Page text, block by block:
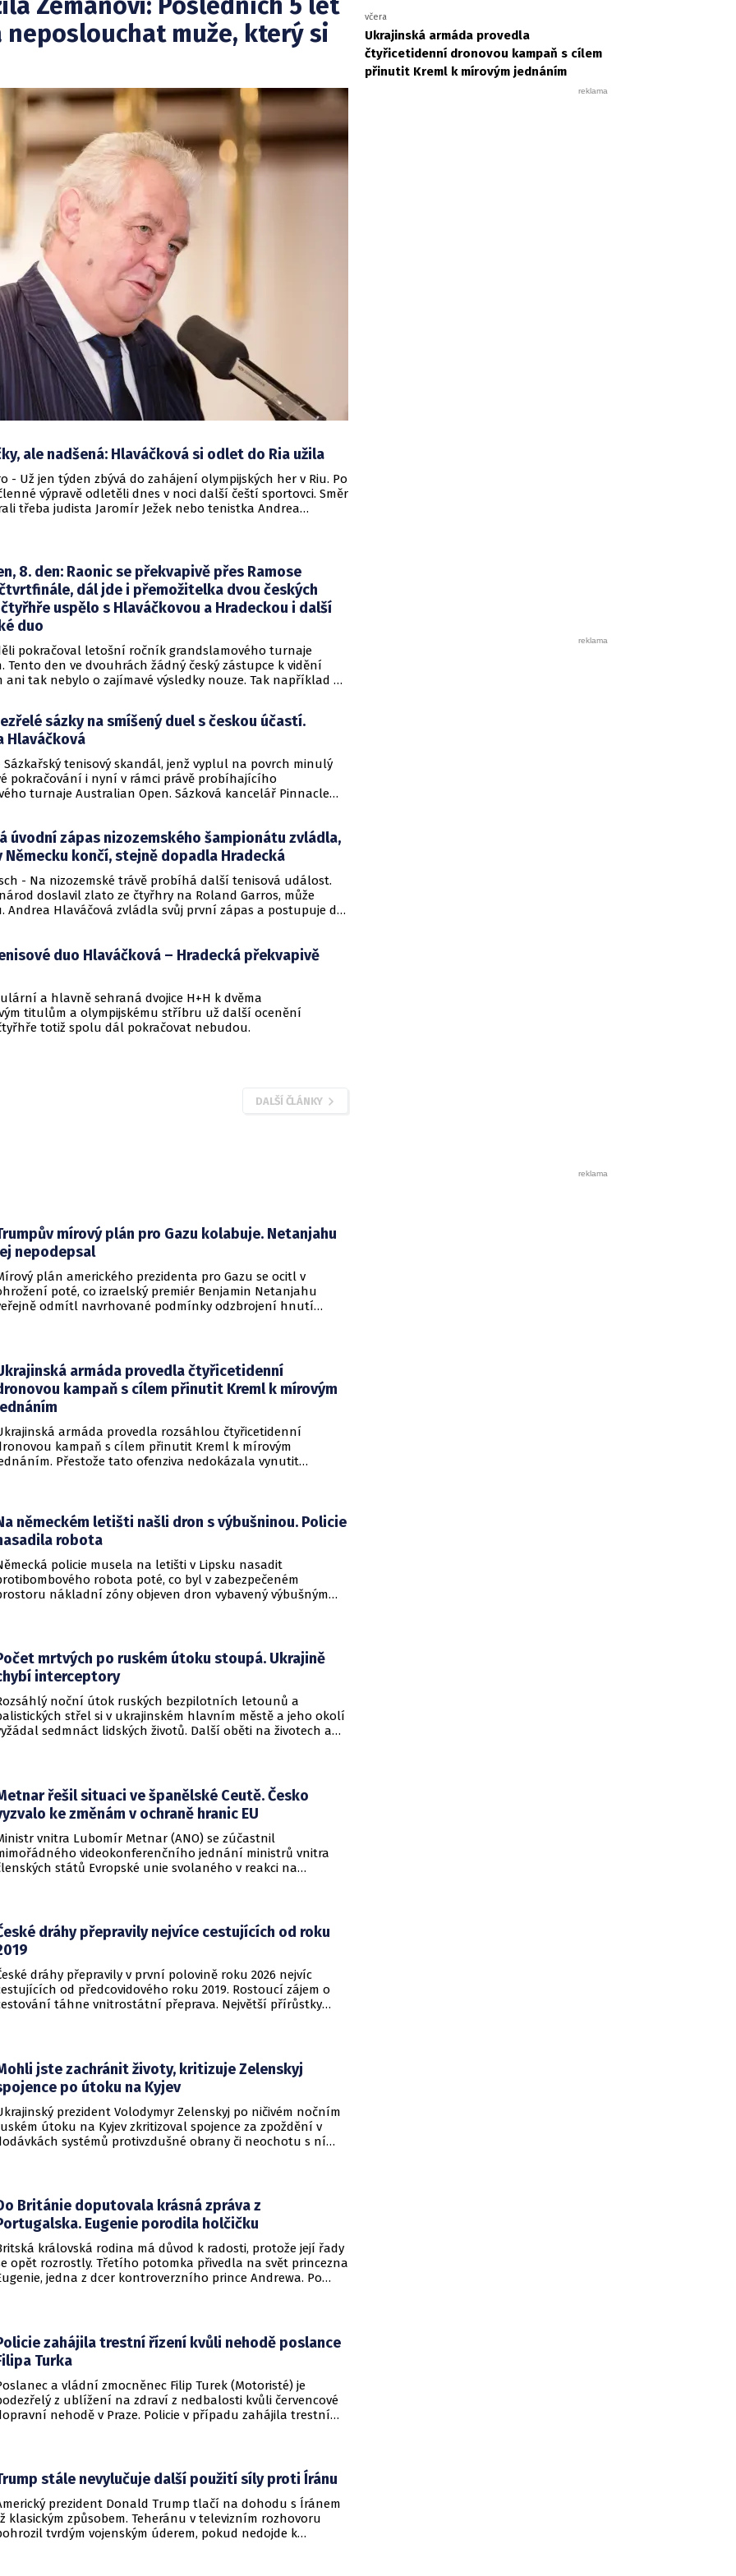
muže, který si
ale nadšená: Hlaváčková si odlet do Ria užila
- Už jen týden zbývá do zahájení olympijských her v Riu. Po
výpravě odletěli dnes v noci další čeští sportovci. Směr
třeba judista Jaromír Ježek nebo tenistka Andrea
8. den: Raonic se překvapivě přes Ramose
dál jde i přemožitelka dvou českých
čtyřhře uspělo s Hlaváčkovou a Hradeckou i další
duo
pokračoval letošní ročník grandslamového turnaje
Tento den ve dvouhrách žádný český zástupce k vidění
ani tak nebylo o zajímavé výsledky nouze. Tak například už
Albertu Ramosovi-Vinolasovi, který se nachází na 55.
žebříčku. V ženské části tohoto turnaje nadále
hned dvě české hráčky a to Karolínu Plíškovou a Petru
prošla do čtvrtfinále přes Rumunku Beguovou, kterou
6:4. Dál jde i Andy Murray se Stanem Wawrinkou, končí
Paříži česká radost a to proto, že se do čtvrtfinále
Andrea Hlaváčková a Lucie Hradecká, když v turnaji
pár Andreja Klepačová a Katarina Srebotniková.
Barbora Krejčíková a Kateřina Siniaková pak překvapivě
zápase Hingisovou společně s Mirzaovou.
sázky na smíšený duel s českou účastí.
Hlaváčková
tenisový skandál, jenž vyplul na povrch minulý
pokračování i nyní v rámci právě probíhajícího
turnaje Australian Open. Sázková kancelář Pinnacle
pár Andrea Hlaváčková, Lukasz Kubot. Ti se střetli v duelu
španělským duem Lara Arruabarrenaová, David Marrero.
tak podezřívala tento duel za zmanipulovaný.
úvodní zápas nizozemského šampionátu zvládla,
Německu končí, stejně dopadla Hradecká
- Na nizozemské trávě probíhá další tenisová událost.
doslavil zlato ze čtyřhry na Roland Garros, může
Andrea Hlaváčová zvládla svůj první zápas a postupuje do
štěstí v Anglii, ale ani ona nepořídila, z Nottinghamu
duo Hlaváčková – Hradecká překvapivě
a hlavně sehraná dvojice H+H k dvěma
titulům a olympijskému stříbru už další ocenění
totiž spolu dál pokračovat nebudou.
DALŠÍ ČLÁNKY
včera
Ukrajinská armáda provedla
čtyřicetidenní dronovou kampaň s cílem
přinutit Kreml k mírovým jednáním
mírový plán pro Gazu kolabuje. Netanjahu
nepodepsal
plán amerického prezidenta pro Gazu se ocitl v
poté, co izraelský premiér Benjamin Netanjahu
odmítl navrhované podmínky odzbrojení hnutí
armáda provedla čtyřicetidenní
kampaň s cílem přinutit Kreml k mírovým
armáda provedla rozsáhlou čtyřicetidenní
kampaň s cílem přinutit Kreml k mírovým
Přestože tato ofenziva nedokázala vynutit
německém letišti našli dron s výbušninou. Policie
robota
policie musela na letišti v Lipsku nasadit
robota poté, co byl v zabezpečeném
nákladní zóny objeven dron vybavený výbušným
mrtvých po ruském útoku stoupá. Ukrajině
interceptory
noční útok ruských bezpilotních letounů a
střel si v ukrajinském hlavním městě a jeho okolí
sedmnáct lidských životů. Další oběti na životech a
řešil situaci ve španělské Ceutě. Česko
ke změnám v ochraně hranic EU
vnitra Lubomír Metnar (ANO) se zúčastnil
videokonferenčního jednání ministrů vnitra
států Evropské unie svolaného v reakci na
dráhy přepravily nejvíce cestujících od roku
dráhy přepravily v první polovině roku 2026 nejvíc
od předcovidového roku 2019. Rostoucí zájem o
táhne vnitrostátní přeprava. Největší přírůstky
motorismem.
jste zachránit životy, kritizuje Zelenskyj
po útoku na Kyjev
prezident Volodymyr Zelenskyj po ničivém nočním
útoku na Kyjev zkritizoval spojence za zpoždění v
systémů protivzdušné obrany či neochotu s ní
Británie doputovala krásná zpráva z
Eugenie porodila holčičku
královská rodina má důvod k radosti, protože její řady
opět rozrostly. Třetího potomka přivedla na svět princezna
jedna z dcer kontroverzního prince Andrewa. Po
zahájila trestní řízení kvůli nehodě poslance
Turka
a vládní zmocněnec Filip Turek (Motoristé) je
z ublížení na zdraví z nedbalosti kvůli červencové
nehodě v Praze. Policie v případu zahájila trestní
stále nevylučuje další použití síly proti Íránu
prezident Donald Trump tlačí na dohodu s Íránem
klasickým způsobem. Teheránu v televizním rozhovoru
tvrdým vojenským úderem, pokud nedojde k